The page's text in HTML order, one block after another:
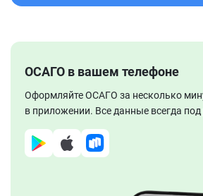
ОСАГО в вашем телефоне
Оформляйте ОСАГО за несколько
в приложении. Все данные всегда под